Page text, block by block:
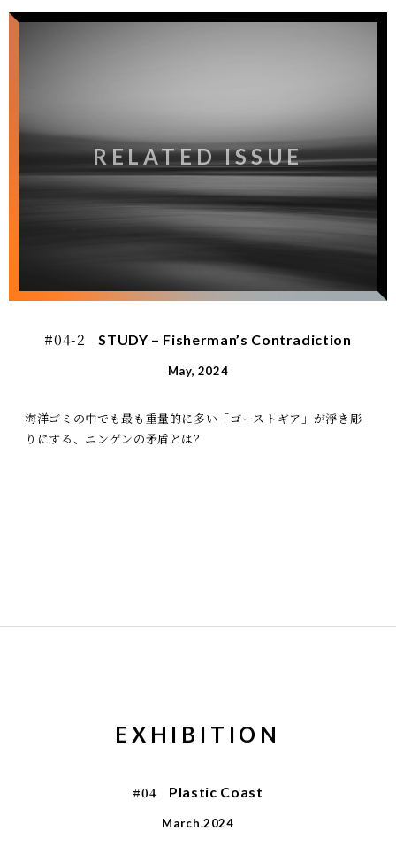
RELATED ISSUE
#04-2 STUDY – Fisherman’s Contradiction
May, 2024
海洋ゴミの中でも最も重量的に多い「ゴーストギア」が浮き彫
りにする、ニンゲンの矛盾とは？
EXHIBITION
#04 Plastic Coast
March.2024